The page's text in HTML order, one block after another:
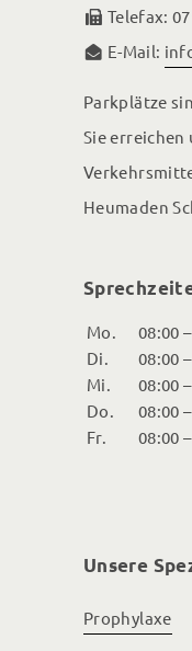
Telefax:
E-Mail:
Parkplätze
Sie
Heumaden
Mo.
08:00
Di.
08:00
Mi.
08:00
Do.
08:00
Fr.
08:00
Unsere
Prophylaxe